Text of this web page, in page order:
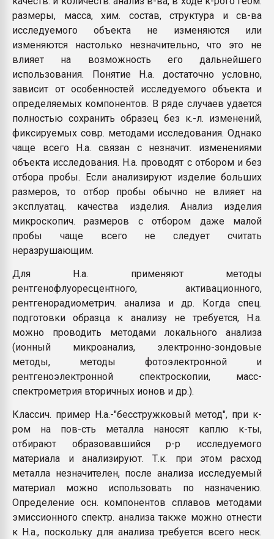
бутылок
ПЕРЕЙТИ НА
размеры, масса, хим. состав, структура и св-ва
исследуемого объекта не изменяются или
изменяются настолько незначительно, что это не
влияет на возможность его дальнейшего
использования. Понятие Н.а. достаточно условно,
зависит от особенностей исследуемого объекта и
определяемых компонентов. В ряде случаев удается
полностью сохранить образец без к.-л. изменений,
фиксируемых совр. методами исследования. Однако
чаще всего Н.а. связан с незначит. изменениями
объекта исследования. Н.а. проводят с отбором и без
отбора пробы. Если анализируют изделие больших
размеров, то отбор пробы обычно не влияет на
эксплуатац. качества изделия. Анализ изделия
микроскопич. размеров с отбором даже малой
пробы чаще всего не следует считать
неразрушающим.
Для Н.а. применяют методы
рентгенофлуоресцентного, активационного,
рентгенорадиометрич. анализа и др. Когда спец.
подготовки образца к анализу не требуется, Н.а.
можно проводить методами локального анализа
(ионный микроанализ, электронно-зондовые
методы, методы фотоэлектронной и
рентгеноэлектронной спектроскопии, масс-
спектрометрия вторичных ионов и др.).
Классич. пример Н.а.-"бесстружковый метод", при к-
ром на пов-сть металла наносят каплю к-ты,
отбирают образовавшийся р-р исследуемого
материала и анализируют. Т.к. при этом расход
металла незначителен, после анализа исследуемый
материал можно использовать по назначению.
Определение осн. компонентов сплавов методами
эмиссионного спектр. анализа также можно отнести
к Н.а., поскольку для анализа требуется всего неск.